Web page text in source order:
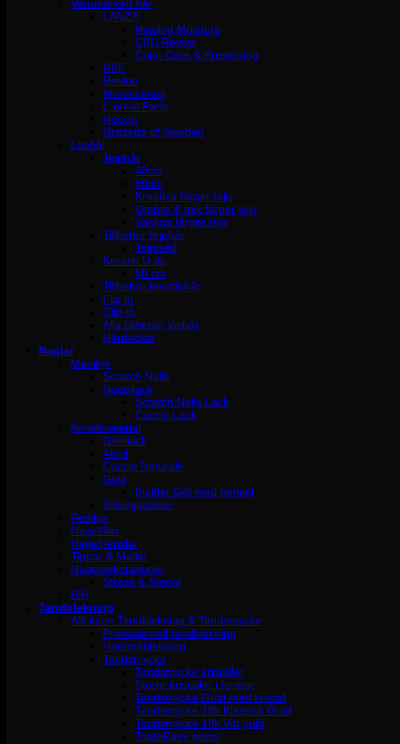
Varumärken hår
LANZA
Healing Moisture
CBD Revive
Color Care & Preserving
REF
Revlon
Moroccanoil
L´oréal Paris
Neccin
Grazette of Sweden
Löshår
Tejphår
40cm
60cm
Kreativa färger tejp
Ombre & mix färger tejp
Vanliga färger tejp
Tillbehör tejphår
Tejprefill
Keratin U-tip
50 cm
Tillbehör keratinhår
Flip in
Clip-in
Alla tillbehör löshår
Hårdockor
Naglar
Manikyr
Scratch Nails
Nagellack
Scratch Nails Lack
Cuccio Lack
Konstmaterial
Gelélack
Akryl
Cuccio Naturale
Gelé
Builder Gel med pensel
Silke/glasfiber
Pedikyr
Nagelfilar
Nagelpenslar
Tippar & Mallar
Nageldekorationer
Strass & Stenar
Elfil
Tandblekning
Allt inom Tandblekning & Tandsmycke
Professionell tandblekning
Hemmablekning
Tandsmycke
Tandsmycke kristaller
Större kristaller i former
Tandsmycke Guld med kristall
Tandsmycke 18k Klassisk Guld
Tandsmycke 18k Vitt guld
ToothFairy gems